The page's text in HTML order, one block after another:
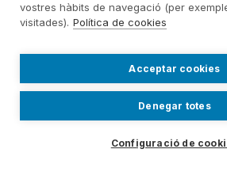
Menú RRSS
Footer Altima@ Álti­ma 2026
Política Privacitat
vostres hàbits de navegació (per
visitades). Política de cookies
Acceptar cookies
Denegar totes
Configuració de